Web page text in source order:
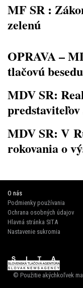
MF SR :
zelenú
OPRAVA –
tlačovú
MDV SR:
predstaviteľov
MDV SR: V
rokovania o
O nás
Podmienky používania
Ochrana osobných údajov
Hlavná stránka SITA
Nastavenie sukromia
© Použitie akýchkoľvek